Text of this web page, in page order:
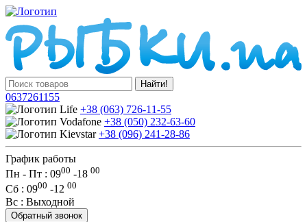
Найти!
0637261155
+38 (063) 726-11-55
+38 (050) 232-63-60
+38 (096) 241-28-86
График работы
Пн - Пт : 0900 -18 00
Сб : 0900 -12 00
Вс : Выходной
Обратный звонок